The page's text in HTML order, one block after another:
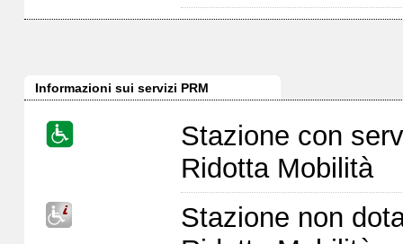
Informazioni sui servizi PRM
Stazione con
Ridotta Mobilità
Stazione non